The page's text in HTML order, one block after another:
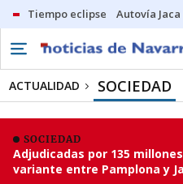
Tiempo eclipse Autovía Jaca
ACTUALIDAD SOCIEDAD
SOCIEDAD
Adjudicadas por 135
variante entre Pamplona y